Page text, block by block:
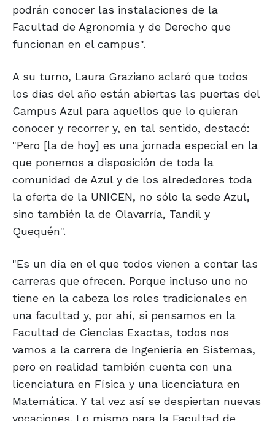
podrán conocer las instalaciones de la
Facultad de Agronomía y de Derecho que
funcionan en el campus".
A su turno, Laura Graziano aclaró que todos
los días del año están abiertas las puertas del
Campus Azul para aquellos que lo quieran
conocer y recorrer y, en tal sentido, destacó:
"Pero [la de hoy] es una jornada especial en la
que ponemos a disposición de toda la
comunidad de Azul y de los alrededores toda
la oferta de la UNICEN, no sólo la sede Azul,
sino también la de Olavarría, Tandil y
Quequén".
"Es un día en el que todos vienen a contar las
carreras que ofrecen. Porque incluso uno no
tiene en la cabeza los roles tradicionales en
una facultad y, por ahí, si pensamos en la
Facultad de Ciencias Exactas, todos nos
vamos a la carrera de Ingeniería en Sistemas,
pero en realidad también cuenta con una
licenciatura en Física y una licenciatura en
Matemática. Y tal vez así se despiertan nuevas